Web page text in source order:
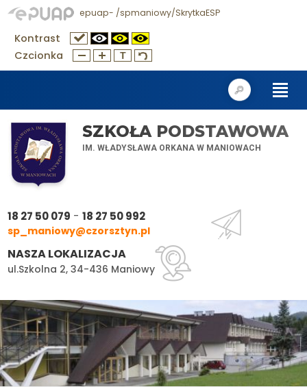
epuap- /spmaniowy/SkrytkaESP
Kontrast
Czcionka
SZKOŁA PODSTAWOWA
IM. WŁADYSŁAWA ORKANA W MANIOWACH
18 27 50 079 -18 27 50 992
sp_maniowy@czorsztyn.pl
NASZA LOKALIZACJA
ul.Szkolna 2, 34-436 Maniowy